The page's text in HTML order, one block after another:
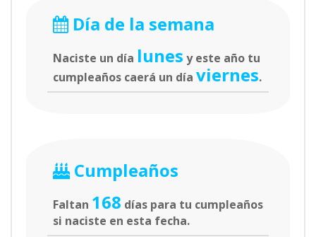
Día de la semana
Naciste un día lunes y este año tu
cumpleaños caerá un día viernes.
Cumpleaños
Faltan 168 días para tu cumpleaños
si naciste en esta fecha.